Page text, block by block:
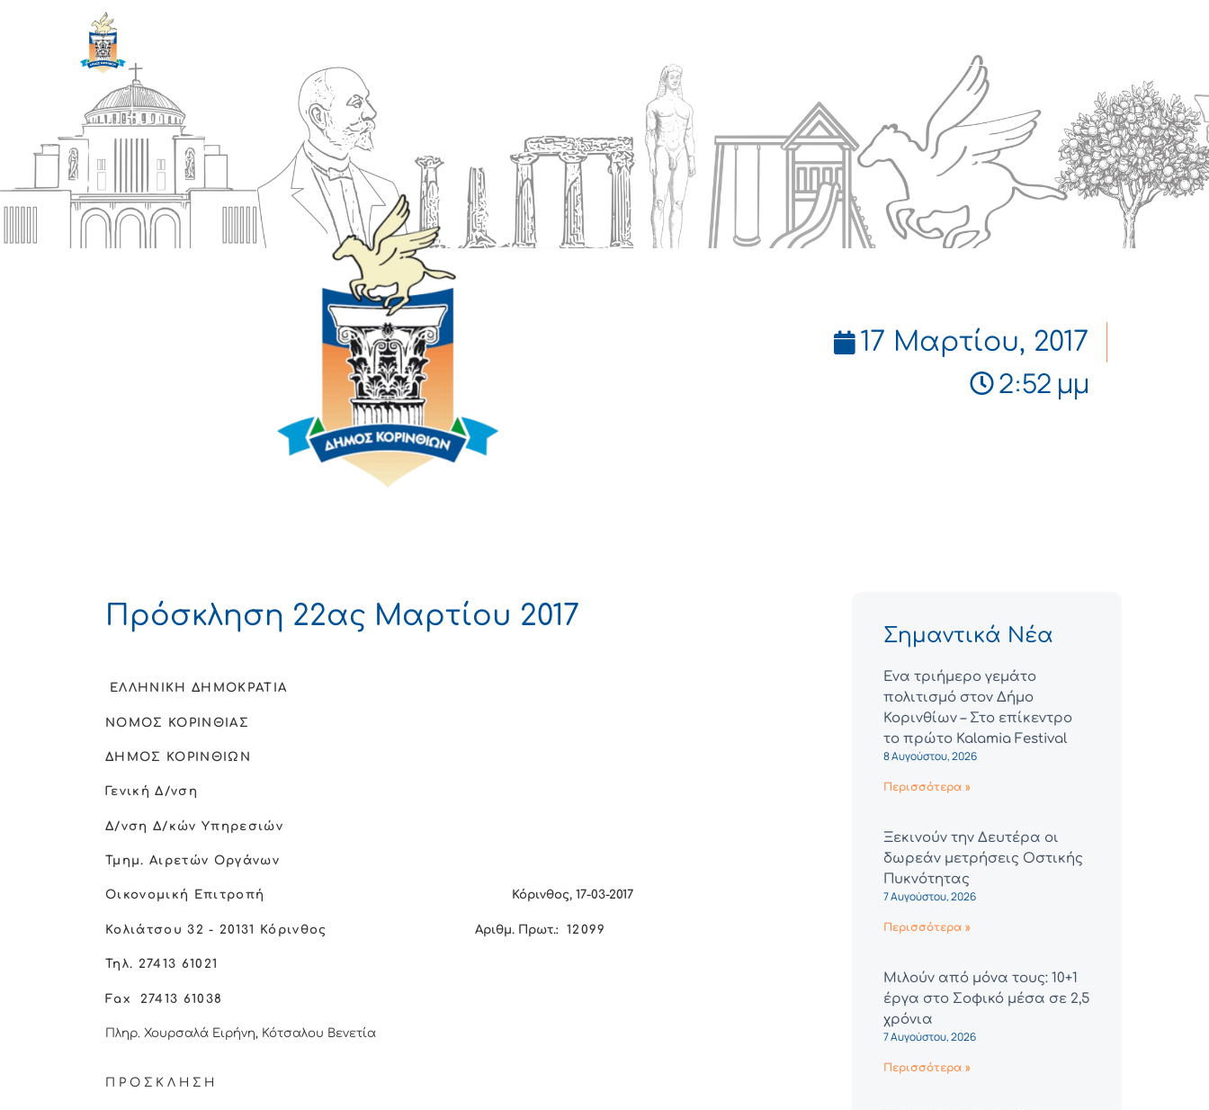
17 Μαρτίου, 2017
2:52 μμ
Πρόσκληση 22ας Μαρτίου 2017
ΕΛΛΗΝΙΚΗ ΔΗΜΟΚΡΑΤΙΑ
ΝΟΜΟΣ ΚΟΡΙΝΘΙΑΣ
ΔΗΜΟΣ ΚΟΡΙΝΘΙΩΝ
Γενική Δ/νση
Δ/νση Δ/κών Υπηρεσιών
Τμημ. Αιρετών Οργάνων
Οικονομική Επιτροπή Κόρινθος,17-03-2017
Κολιάτσου 32 - 20131 Κόρινθος Αριθμ. Πρωτ.: 12099
Τηλ. 27413 61021
Fax 27413 61038
Πληρ. Χουρσαλά Ειρήνη, Κότσαλου Βενετία
Π Ρ Ο Σ Κ Λ Η Σ Η
Σημαντικά Νέα
Ένα τριήμερο γεμάτο
πολιτισμό στον Δήμο
Κορινθίων – Στο επίκεντρο
το πρώτο Kalamia Festival
8 Αυγούστου, 2026
Περισσότερα »
Ξεκινούν την Δευτέρα οι
δωρεάν μετρήσεις Οστικής
Πυκνότητας
7 Αυγούστου, 2026
Περισσότερα »
Μιλούν από μόνα τους: 10+1
έργα στο Σοφικό μέσα σε 2,5
χρόνια
7 Αυγούστου, 2026
Περισσότερα »